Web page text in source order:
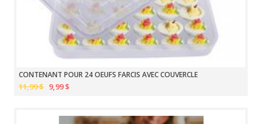
CONTENANT POUR 24 OEUFS FARCIS AVEC COUVERCLE
11,99 $ 9,99 $